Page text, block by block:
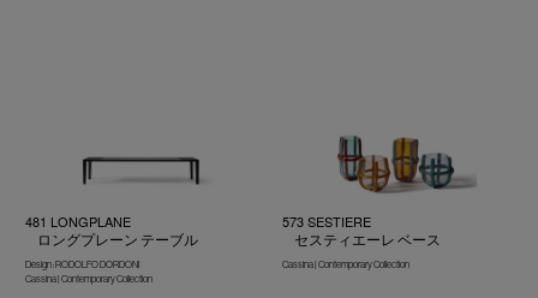
481 LONGPLANE
ロングプレーン テーブル
Design : RODOLFO DORDONI
Cassina | Contemporary Collection
573 SESTIERE
セスティエーレ ベース
Cassina | Contemporary Collection